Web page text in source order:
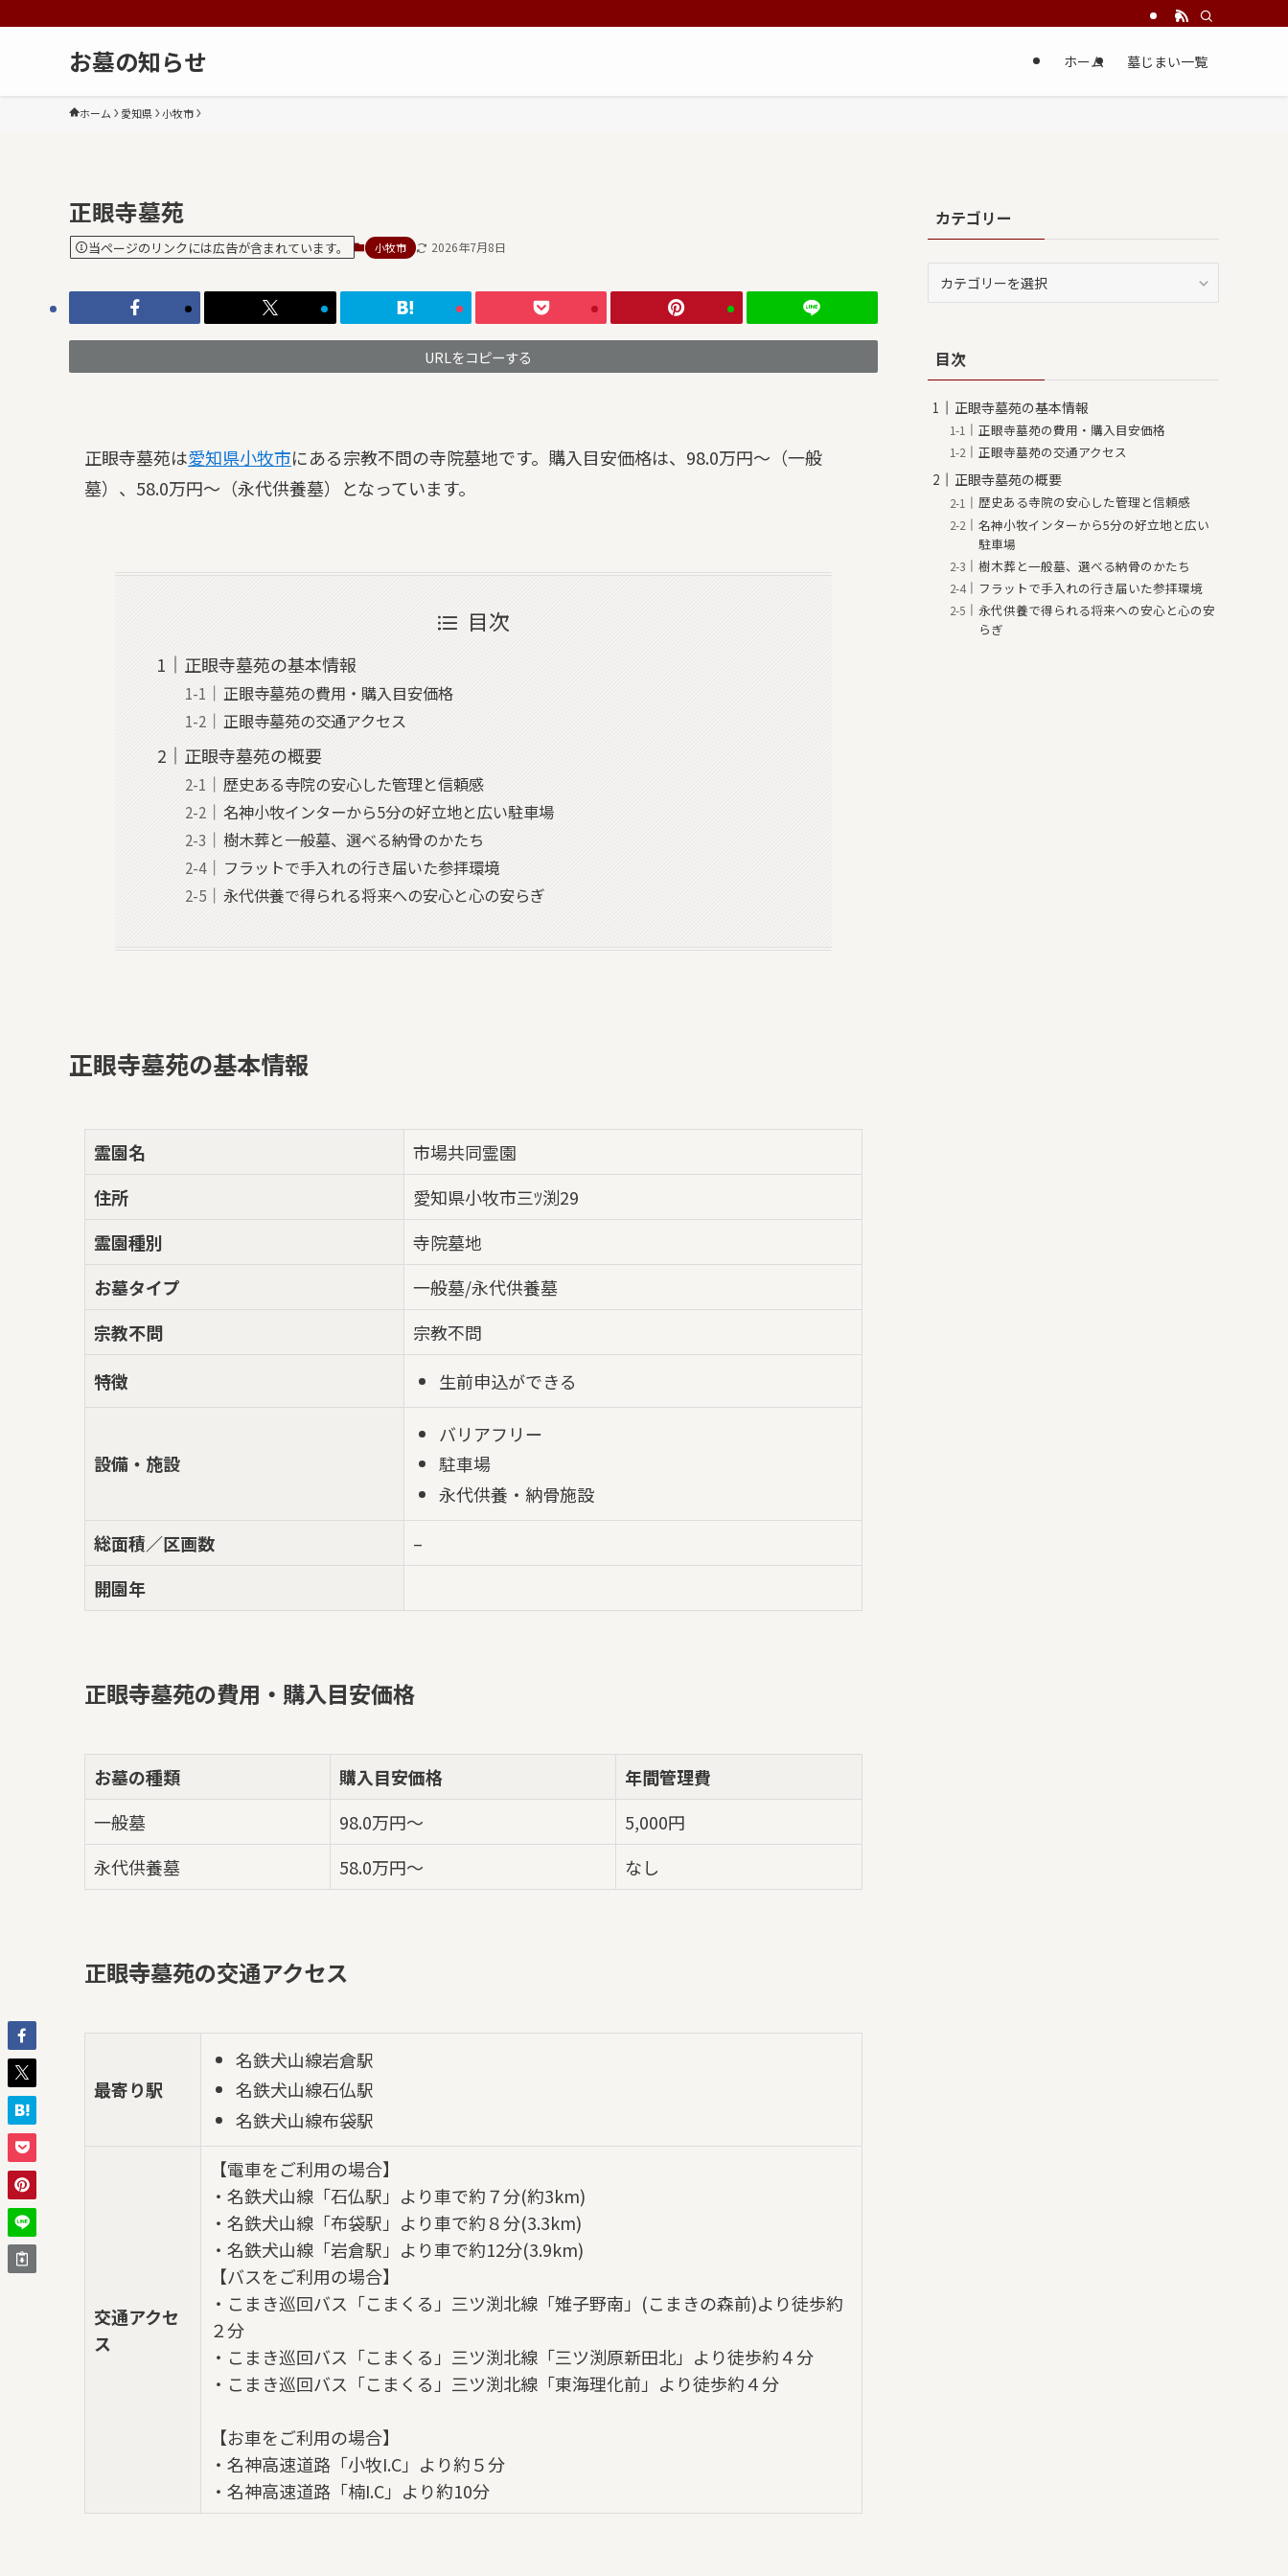
お墓の知らせ ホーム 墓じまい一覧
ホーム 愛知県 小牧市
正眼寺墓苑
当ページのリンクには広告が含まれています。 小牧市 2026年7月8日
URLをコピーする
正眼寺墓苑は愛知県小牧市にある宗教不問の寺院墓地です。購入目安価格は、98.0万円～（一般
墓）、58.0万円～（永代供養墓）となっています。
目次
正眼寺墓苑の基本情報
正眼寺墓苑の費用・購入目安価格
正眼寺墓苑の交通アクセス
正眼寺墓苑の概要
歴史ある寺院の安心した管理と信頼感
名神小牧インターから5分の好立地と広い駐車場
樹木葬と一般墓、選べる納骨のかたち
フラットで手入れの行き届いた参拝環境
永代供養で得られる将来への安心と心の安らぎ
正眼寺墓苑の基本情報
霊園名
市場共同霊園
住所
愛知県小牧市三ﾂ渕29
霊園種別
寺院墓地
お墓タイプ
一般墓/永代供養墓
宗教不問
宗教不問
特徴
生前申込ができる
設備・施設
バリアフリー
駐車場
永代供養・納骨施設
総面積／区画数
–
開園年
正眼寺墓苑の費用・購入目安価格
お墓の種類 購入目安価格
年間管理費
一般墓
98.0万円～
5,000円
永代供養墓
58.0万円～ なし
正眼寺墓苑の交通アクセス
最寄り駅
名鉄犬山線岩倉駅
名鉄犬山線石仏駅
名鉄犬山線布袋駅
交通アクセ
ス
【電車をご利用の場合】
・名鉄犬山線「石仏駅」より車で約７分(約3km)
・名鉄犬山線「布袋駅」より車で約８分(3.3km)
・名鉄犬山線「岩倉駅」より車で約12分(3.9km)
【バスをご利用の場合】
・こまき巡回バス「こまくる」三ツ渕北線「雉子野南」(こまきの森前)より徒歩約
２分
・こまき巡回バス「こまくる」三ツ渕北線「三ツ渕原新田北」より徒歩約４分
・こまき巡回バス「こまくる」三ツ渕北線「東海理化前」より徒歩約４分
【お車をご利用の場合】
・名神高速道路「小牧I.C」より約５分
・名神高速道路「楠I.C」より約10分
カテゴリー
テ
リ目次
正眼寺墓苑の基本情報
正眼寺墓苑の費用・購入目安価格
正眼寺墓苑の交通アクセス
正眼寺墓苑の概要
歴史ある寺院の安心した管理と信頼感
名神小牧インターから5分の好立地と広い
駐車場
樹木葬と一般墓、選べる納骨のかたち
フラットで手入れの行き届いた参拝環境
永代供養で得られる将来への安心と心の安
らぎ